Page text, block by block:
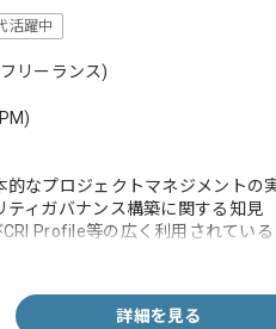
活躍中
リーランス)
的なプロジェクトマネジメントの
ティガバナンス構築に関する知見
CRI Profile等の広く利用されてい
詳細を見る